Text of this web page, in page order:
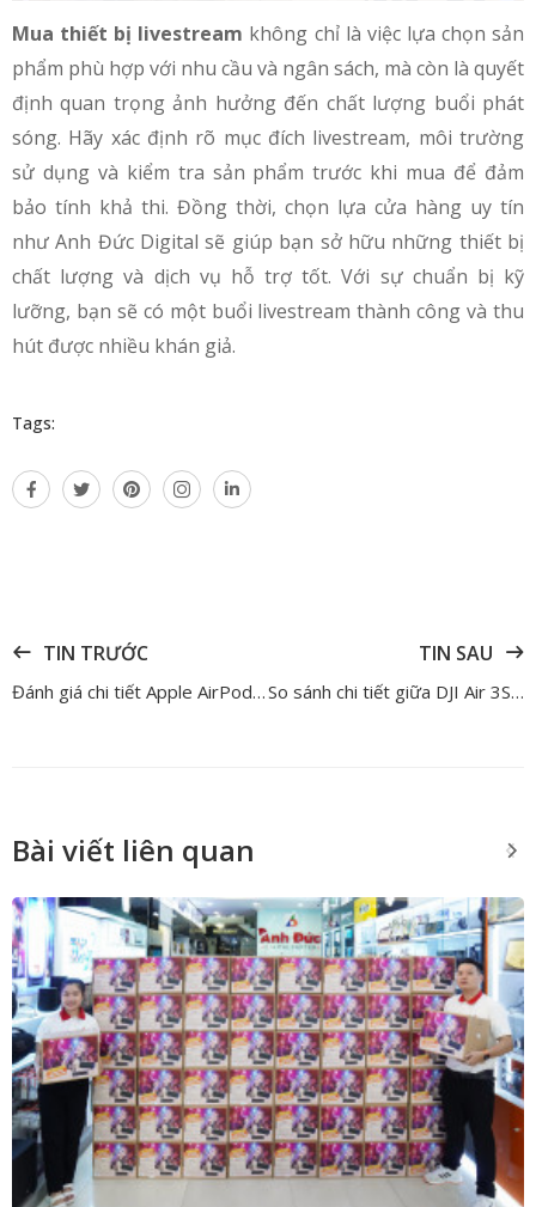
Mua thiết bị livestream không chỉ là việc lựa chọn sản
phẩm phù hợp với nhu cầu và ngân sách, mà còn là quyết
định quan trọng ảnh hưởng đến chất lượng buổi phát
sóng. Hãy xác định rõ mục đích livestream, môi trường
sử dụng và kiểm tra sản phẩm trước khi mua để đảm
bảo tính khả thi. Đồng thời, chọn lựa cửa hàng uy tín
như Anh Đức Digital sẽ giúp bạn sở hữu những thiết bị
chất lượng và dịch vụ hỗ trợ tốt. Với sự chuẩn bị kỹ
lưỡng, bạn sẽ có một buổi livestream thành công và thu
hút được nhiều khán giả.
Tags:
TIN TRƯỚC
Đánh giá chi tiết Apple AirPods 4 (ANC) – Khử ồn đỉnh cao, chất âm mạnh mẽ
TIN SAU
So sánh chi tiết giữa DJI Air 3S, DJI Air 3 và DJI Air 2S
Bài viết liên quan